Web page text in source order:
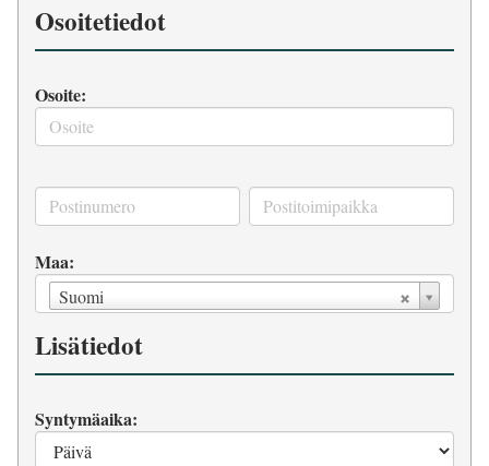
Osoitetiedot
Osoite:
Maa:
Suomi
Lisätiedot
Syntymäaika: